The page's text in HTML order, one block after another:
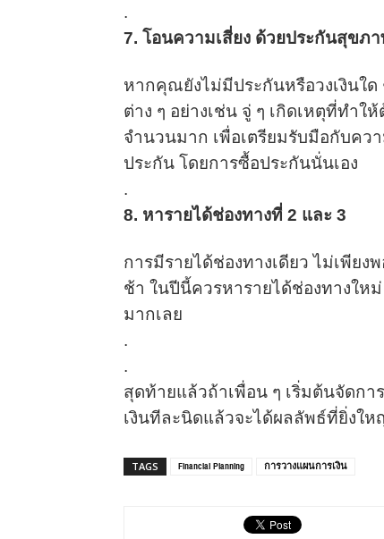
.
7. โอนความเสี่ยง ด้วยประกันสุขภ
หากคุณยังไม่มีประกันหรือวงเงินใ
ต่าง ๆ อย่างเช่น จู่ ๆ เกิดเหตุที่ทำใ
จำนวนมาก เพื่อเตรียมรับมือกับคว
ประกัน โดยการซื้อประกันนั่นเอง
.
8. หารายได้ช่องทางที่ 2 และ 3
การมีรายได้ช่องทางเดียว ไม่เพียง
ช้า ในปีนี้ควรหารายได้ช่องทางให
มากเลย
.
.
สุดท้ายแล้วถ้าเพื่อน ๆ เริ่มต้นจัดกา
เงินทีละนิดแล้วจะได้ผลลัพธ์ที่ยิ่งใ
TAGS Financial Planning การวางแผนการเงิน